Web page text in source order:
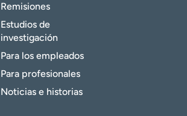
Remisiones
Estudios de
investigación
Para los empleados
Para profesionales
Noticias e historias